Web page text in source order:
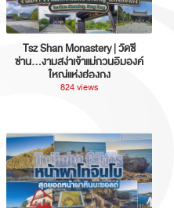
Tsz Shan Monastery | วัดซี
ซ่าน…งามสง่าเจ้าแม่กวนอิมองค์
ใหญ่แห่งฮ่องกง
824 views